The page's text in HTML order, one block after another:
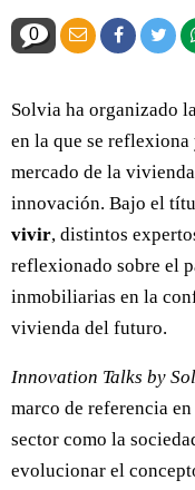
0
Solvia ha organizado
en la que se
mercado de la
innovación. Bajo el
vivir, distintos
reflexionado sobre el
inmobiliarias en la
vivienda del futuro.
Innovation Talks by
marco de referencia
sector como la
evolucionar el